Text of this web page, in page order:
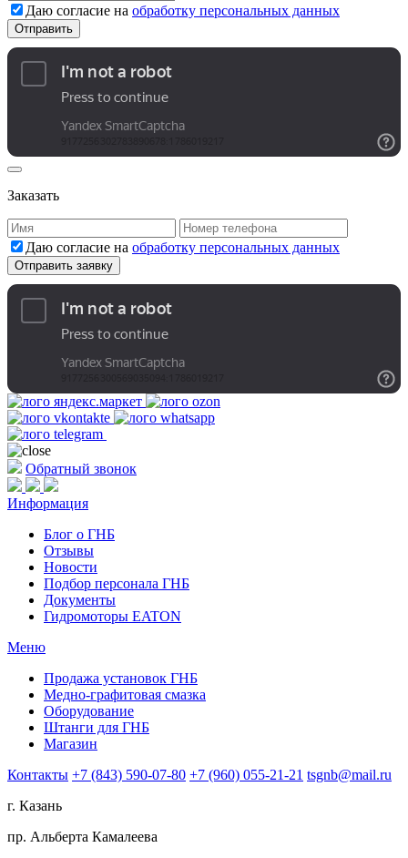
Даю согласие на обработку персональных данных
Заказать
Даю согласие на обработку персональных данных
Обратный звонок
Информация
Блог о ГНБ
Отзывы
Новости
Подбор персонала ГНБ
Документы
Гидромоторы EATON
Меню
Продажа установок ГНБ
Медно-графитовая смазка
Оборудование
Штанги для ГНБ
Магазин
Контакты +7 (843) 590-07-80 +7 (960) 055-21-21 tsgnb@mail.ru
г. Казань
пр. Альберта Камалеева